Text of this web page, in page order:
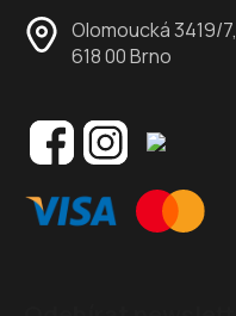
Olomoucká 3419/7,
618 00 Brno